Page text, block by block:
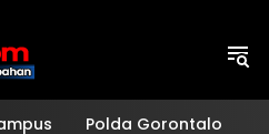
Polda Gorontalo